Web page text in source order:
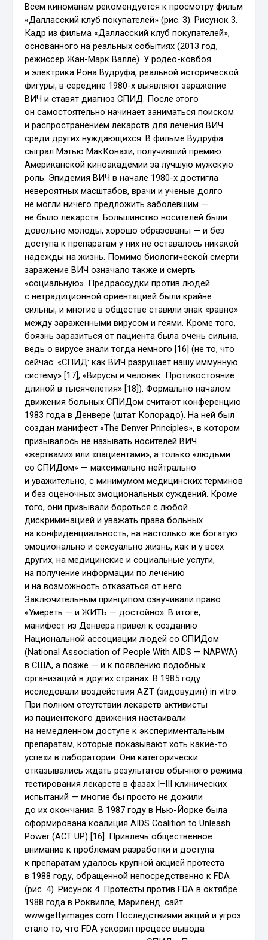
Всем киноманам рекомендуется к просмотру фильм
«Далласский клуб покупателей» (рис. 3). Рисунок 3.
Кадр из фильма «Далласский клуб покупателей»,
основанного на реальных событиях (2013 год,
режиссер Жан-Марк Валле). У родео-ковбоя
и электрика Рона Вудруфа, реальной исторической
фигуры, в середине 1980-х выявляют заражение
ВИЧ и ставят диагноз СПИД. После этого
он самостоятельно начинает заниматься поиском
и распространением лекарств для лечения ВИЧ
среди других нуждающихся. В фильме Вудруфа
сыграл Мэтью МакКонахи, получивший премию
Американской киноакадемии за лучшую мужскую
роль. Эпидемия ВИЧ в начале 1980-х достигла
невероятных масштабов, врачи и ученые долго
не могли ничего предложить заболевшим —
не было лекарств. Большинство носителей были
довольно молоды, хорошо образованы — и без
доступа к препаратам у них не оставалось никакой
надежды на жизнь. Помимо биологической смерти
заражение ВИЧ означало также и смерть
«социальную». Предрассудки против людей
с нетрадиционной ориентацией были крайне
сильны, и многие в обществе ставили знак «равно»
между зараженными вирусом и геями. Кроме того,
боязнь заразиться от пациента была очень сильна,
ведь о вирусе знали тогда немного [16] (не то, что
сейчас: «СПИД: как ВИЧ разрушает нашу иммунную
систему» [17], «Вирусы и человек. Противостояние
длиной в тысячелетия» [18]). Формально началом
движения больных СПИДом считают конференцию
1983 года в Денвере (штат Колорадо). На ней был
создан манифест «The Denver Principles», в котором
призывалось не называть носителей ВИЧ
«жертвами» или «пациентами», а только «людьми
со СПИДом» — максимально нейтрально
и уважительно, с минимумом медицинских терминов
и без оценочных эмоциональных суждений. Кроме
того, они призывали бороться с любой
дискриминацией и уважать права больных
на конфиденциальность, на настолько же богатую
эмоционально и сексуально жизнь, как и у всех
других, на медицинские и социальные услуги,
на получение информации по лечению
и на возможность отказаться от него.
Заключительным принципом озвучивали право
«Умереть — и ЖИТЬ — достойно». В итоге,
манифест из Денвера привел к созданию
Национальной ассоциации людей со СПИДом
(National Association of People With AIDS — NAPWA)
в США, а позже — и к появлению подобных
организаций в других странах. В 1985 году
исследовали воздействия AZT (зидовудин) in vitro.
При полном отсутствии лекарств активисты
из пациентского движения настаивали
на немедленном доступе к экспериментальным
препаратам, которые показывают хоть какие-то
успехи в лаборатории. Они категорически
отказывались ждать результатов обычного режима
тестирования лекарств в фазах I–III клинических
испытаний — многие бы просто не дожили
до их окончания. В 1987 году в Нью-Йорке была
сформирована коалиция AIDS Coalition to Unleash
Power (ACT UP) [16]. Привлечь общественное
внимание к проблемам разработки и доступа
к препаратам удалось крупной акцией протеста
в 1988 году, обращенной непосредственно к FDA
(рис. 4). Рисунок 4. Протесты против FDA в октябре
1988 года в Роквилле, Мэриленд. сайт
www.gettyimages.com Последствиями акций и угроз
стало то, что FDA ускорил процесс вывода